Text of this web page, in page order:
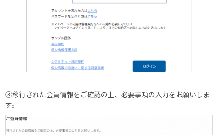
③移行された会員情報をご確認の上、必要事項の入力をお願いしま
す。